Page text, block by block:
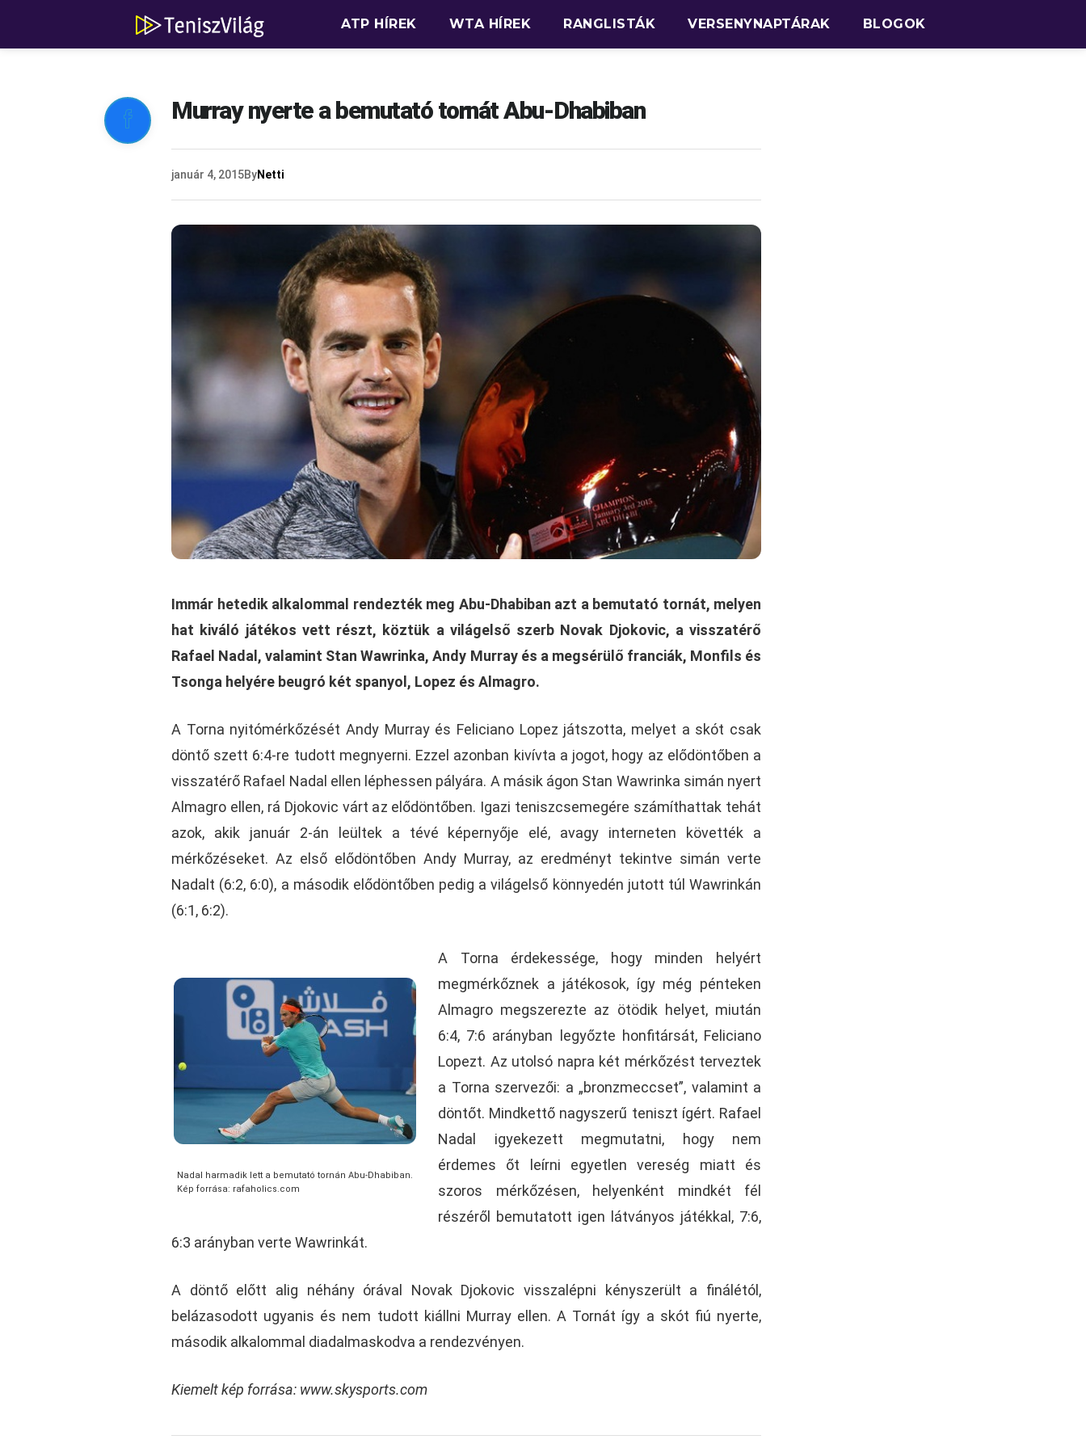
ATP HÍREK WTA HÍREK RANGLISTÁK VERSENYNAPTÁRAK BLOGOK
 Murray nyerte a bemutató tornát Abu-Dhabiban
január 4, 2015ByNetti
Immár hetedik alkalommal rendezték meg Abu-Dhabiban azt a bemutató tornát, melyen
hat kiváló játékos vett részt, köztük a világelső szerb Novak Djokovic, a visszatérő
Rafael Nadal, valamint Stan Wawrinka, Andy Murray és a megsérülő franciák, Monfils és
Tsonga helyére beugró két spanyol, Lopez és Almagro.
A Torna nyitómérkőzését Andy Murray és Feliciano Lopez játszotta, melyet a skót csak
döntő szett 6:4-re tudott megnyerni. Ezzel azonban kivívta a jogot, hogy az elődöntőben a
visszatérő Rafael Nadal ellen léphessen pályára. A másik ágon Stan Wawrinka simán nyert
Almagro ellen, rá Djokovic várt az elődöntőben. Igazi teniszcsemegére számíthattak tehát
azok, akik január 2-án leültek a tévé képernyője elé, avagy interneten követték a
mérkőzéseket. Az első elődöntőben Andy Murray, az eredményt tekintve simán verte
Nadalt (6:2, 6:0), a második elődöntőben pedig a világelső könnyedén jutott túl Wawrinkán
(6:1, 6:2).
Nadal harmadik lett a bemutató tornán Abu-Dhabiban.
Kép forrása: rafaholics.com
A Torna érdekessége, hogy minden helyért
megmérkőznek a játékosok, így még pénteken
Almagro megszerezte az ötödik helyet, miután
6:4, 7:6 arányban legyőzte honfitársát, Feliciano
Lopezt. Az utolsó napra két mérkőzést terveztek
a Torna szervezői: a „bronzmeccset”, valamint a
döntőt. Mindkettő nagyszerű teniszt ígért. Rafael
Nadal igyekezett megmutatni, hogy nem
érdemes őt leírni egyetlen vereség miatt és
szoros mérkőzésen, helyenként mindkét fél
részéről bemutatott igen látványos játékkal, 7:6,
6:3 arányban verte Wawrinkát.
A döntő előtt alig néhány órával Novak Djokovic visszalépni kényszerült a finálétól,
belázasodott ugyanis és nem tudott kiállni Murray ellen. A Tornát így a skót fiú nyerte,
második alkalommal diadalmaskodva a rendezvényen.
Kiemelt kép forrása: www.skysports.com